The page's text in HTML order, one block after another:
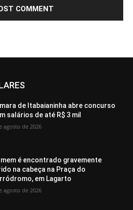
de Itabaianinha abre concurso
salários de até R$ 3 mil
agosto de 2026
é encontrado gravemente
na cabeça na Praça do
em Lagarto
agosto de 2026